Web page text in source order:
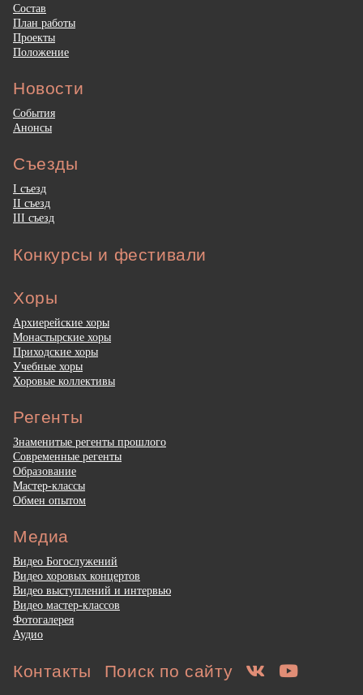
Состав
План работы
Проекты
Положение
Новости
События
Анонсы
Съезды
I съезд
II съезд
III съезд
Конкурсы и фестивали
Хоры
Архиерейские хоры
Монастырские хоры
Приходские хоры
Учебные хоры
Хоровые коллективы
Регенты
Знаменитые регенты прошлого
Современные регенты
Образование
Мастер-классы
Обмен опытом
Медиа
Видео Богослужений
Видео хоровых концертов
Видео выступлений и интервью
Видео мастер-классов
Фотогалерея
Аудио
Контакты Поиск по сайту